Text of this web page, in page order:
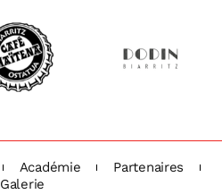
Académie
Partenaires
Galerie